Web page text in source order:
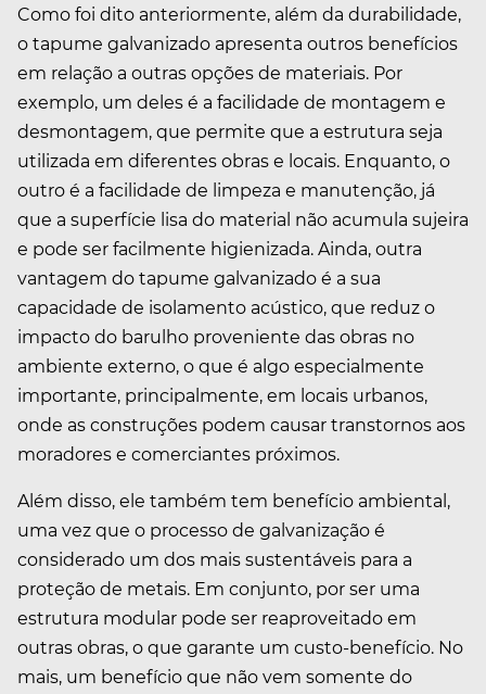
Como foi dito anteriormente, além da durabilidade,
o tapume galvanizado apresenta outros benefícios
em relação a outras opções de materiais. Por
exemplo, um deles é a facilidade de montagem e
desmontagem, que permite que a estrutura seja
utilizada em diferentes obras e locais. Enquanto, o
outro é a facilidade de limpeza e manutenção, já
que a superfície lisa do material não acumula sujeira
e pode ser facilmente higienizada. Ainda, outra
vantagem do tapume galvanizado é a sua
capacidade de isolamento acústico, que reduz o
impacto do barulho proveniente das obras no
ambiente externo, o que é algo especialmente
importante, principalmente, em locais urbanos,
onde as construções podem causar transtornos aos
moradores e comerciantes próximos.
Além disso, ele também tem benefício ambiental,
uma vez que o processo de galvanização é
considerado um dos mais sustentáveis para a
proteção de metais. Em conjunto, por ser uma
estrutura modular pode ser reaproveitado em
outras obras, o que garante um custo-benefício. No
mais, um benefício que não vem somente do